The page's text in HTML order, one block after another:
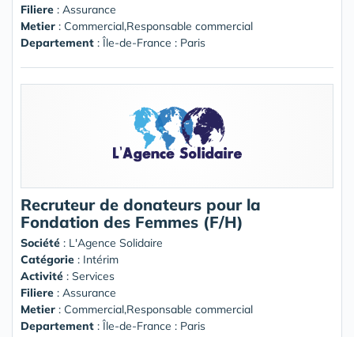
Filiere : Assurance
Metier : Commercial,Responsable commercial
Departement : Île-de-France : Paris
Recruteur de donateurs pour la
Fondation des Femmes (F/H)
Société : L'Agence Solidaire
Catégorie : Intérim
Activité : Services
Filiere : Assurance
Metier : Commercial,Responsable commercial
Departement : Île-de-France : Paris